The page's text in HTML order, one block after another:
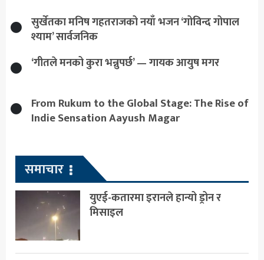
सुर्खेतका मनिष गहतराजको नयाँ भजन ‘गोविन्द गोपाल
श्याम’ सार्वजनिक
‘गीतले मनको कुरा भन्नुपर्छ’ — गायक आयुष मगर
From Rukum to the Global Stage: The Rise of
Indie Sensation Aayush Magar
समाचार
युएई-कतारमा इरानले हान्यो ड्रोन र
मिसाइल